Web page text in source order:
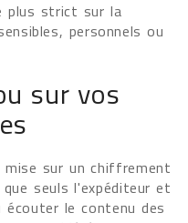
plus strict sur la
personnels ou
sur vos
mise sur un chiffrement
seuls l'expéditeur et
le contenu des